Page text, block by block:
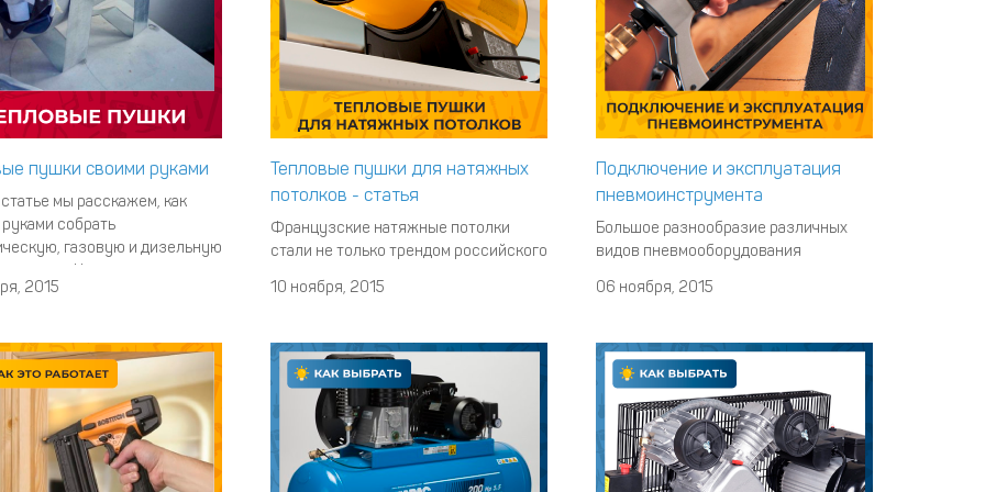
пушки своими руками
мы расскажем, как
собрать
газовую и дизельную
пушку. Но сразу
что мы рекомендуем все
тепловую пушку не так-то и
изготовить самому. Во-
это не сильно помогает
а
2015
Тепловые пушки для натяжных
потолков - статья
Французские натяжные потолки
стали не только трендом российского
плане создания надежного потолка. В
многие решили выполнить монтаж
самостоятельно. Это абсолютно
реально, так как в данном процессе
для людей умеющих нет ничего
сложного. О
10 ноября, 2015
Подключение и эксплуатация
пневмоинструмента
Большое разнообразие различных
видов пневмооборудования
спектр разного рода работ как на
автомастерских, на различных
заводах, так и в бытовых условиях. В
зависимости от типа
пневмоинструмента, его рабочих
характеристик и технических пок
06 ноября, 2015